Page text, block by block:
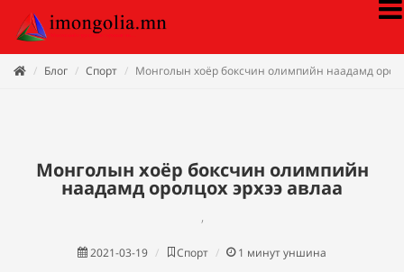
Блог Спорт Монголын хоёр боксчин олимпийн наадамд
Монголын хоёр боксчин олимпийн
наадамд оролцох эрхээ авлаа
,
2021-03-19 Спорт 1 минут уншина